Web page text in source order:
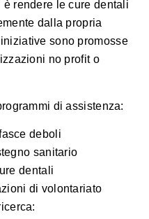
è rendere le cure dentali
dalla propria
sono promosse
no profit o
di assistenza:
deboli
sanitario
dentali
di volontariato